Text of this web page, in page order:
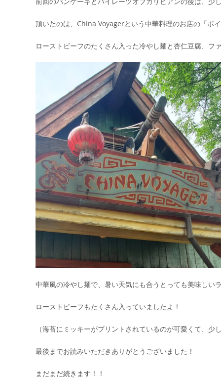
頂いたのは、China Voyagerという中華料理のお店の「ポ
ローストビーフのたくさん入った冷やし麺と杏仁豆腐、フ
中華風の冷やし麺で、暑い天気にも合うとっても美味しい
ローストビーフもたくさん入っていましたよ！
（海苔にミッキーがプリントされているのが可愛くて、少
最後までお読みいただきありがとうございました！
まだまだ続きます！！